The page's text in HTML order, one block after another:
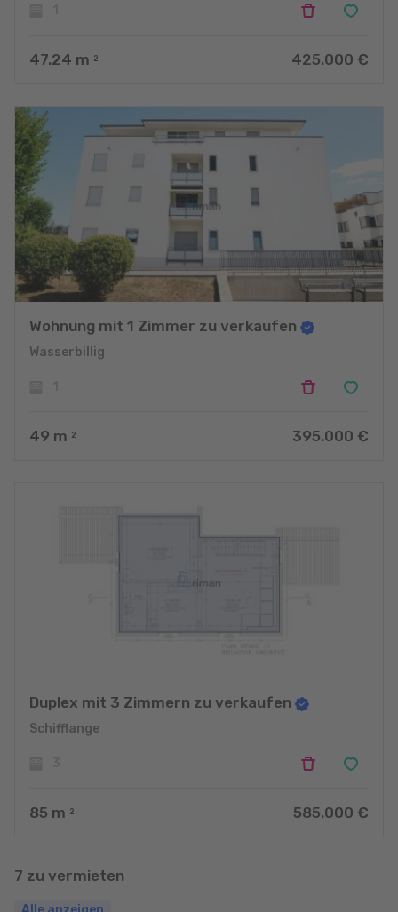
47.24 m 2 425.000 €
Wohnung mit 1 Zimmer zu verkaufen
Wasserbillig
49 m 2 395.000 €
Duplex mit 3 Zimmern zu verkaufen
Schifflange
85 m 2 585.000 €
7 zu vermieten